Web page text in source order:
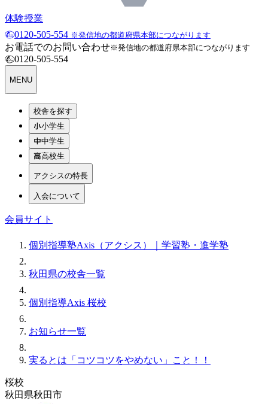
体験授業
0120-505-554 ※発信地の都道府県本部につながります
お電話でのお問い合わせ※発信地の都道府県本部につながります
0120-505-554
MENU
校舎を探す
小学生
中学生
高校生
アクシスの特長
入会について
会員サイト
個別指導塾Axis（アクシス）｜学習塾・進学塾
秋田県の校舎一覧
個別指導Axis 桜校
お知らせ一覧
実るとは「コツコツをやめない」こと！！
桜校
秋田県秋田市